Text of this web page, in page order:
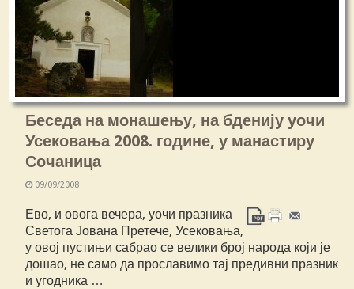
Беседа на монашењу, на бденију уочи
Усековања 2008. године, у манастиру
Сочаница
09/09/2008
Ево, и овога вечера, уочи празника
Светога Јована Претече, Усековања,
у овој пустињи сабрао се велики број народа који је
дошао, не само да прославимо тај предивни празник
и угодника …